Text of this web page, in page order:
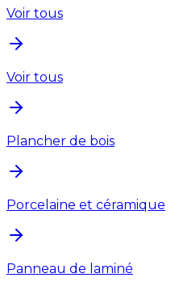
Voir tous
Voir tous
Plancher de bois
Porcelaine et céramique
Panneau de laminé